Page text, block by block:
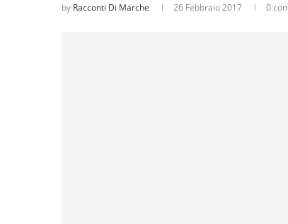
by Racconti Di Marche 26 Febbraio 2017 0